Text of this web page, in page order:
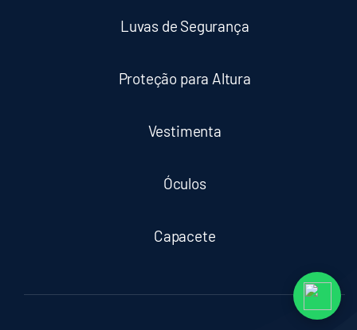
Luvas de Segurança
Proteção para Altura
Vestimenta
Óculos
Capacete